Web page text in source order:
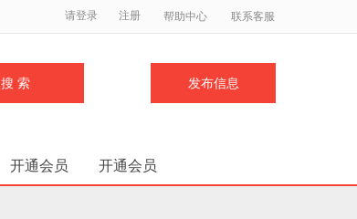
请登录 注册 帮助中心 联系客服
搜 索 发布信息
开通会员 开通会员